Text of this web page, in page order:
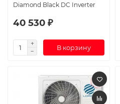
Diamond Black DC Inverter
40 530 ₽
В корзину